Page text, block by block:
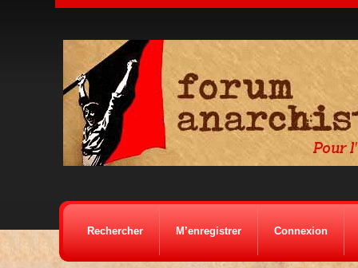
Rechercher M’enregistrer Connexion